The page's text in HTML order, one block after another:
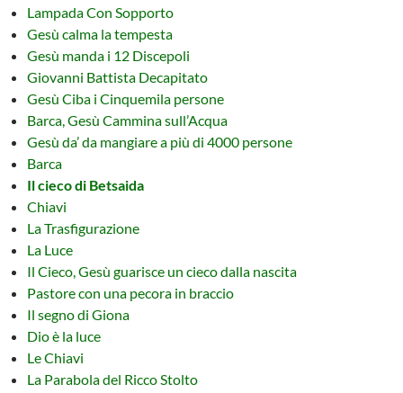
Lampada Con Sopporto
Gesù calma la tempesta
Gesù manda i 12 Discepoli
Giovanni Battista Decapitato
Gesù Ciba i Cinquemila persone
Barca, Gesù Cammina sull’Acqua
Gesù da’ da mangiare a più di 4000 persone
Barca
Il cieco di Betsaida
Chiavi
La Trasfigurazione
La Luce
Il Cieco, Gesù guarisce un cieco dalla nascita
Pastore con una pecora in braccio
Il segno di Giona
Dio è la luce
Le Chiavi
La Parabola del Ricco Stolto